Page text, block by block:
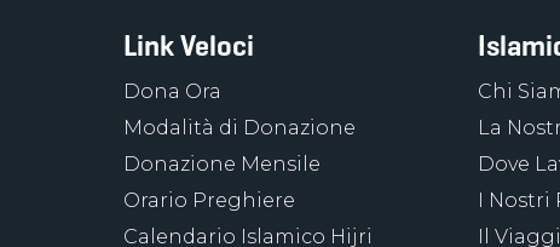
Link Veloci
Dona Ora
Modalità di Donazione
Donazione Mensile
Orario Preghiere
Calendario Islamico Hijri
Chi
La
Dove
I Nostri
Il